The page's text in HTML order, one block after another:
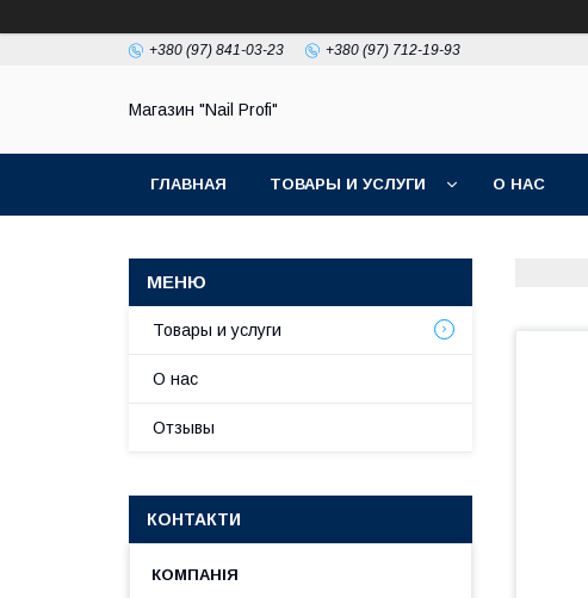
+380 (97) 841-03-23 +380 (97) 712-19-93
Магазин "Nail Profi"
ГЛАВНАЯ ТОВАРЫ И УСЛУГИ О НАС
Товары и услуги
О нас
Отзывы
КОНТАКТИ